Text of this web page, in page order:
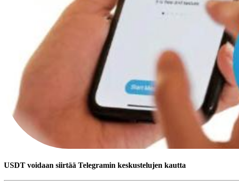
USDT voidaan siirtää Telegramin keskustelujen kautta